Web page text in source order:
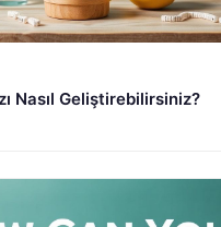
Nasıl Geliştirebilirsiniz?